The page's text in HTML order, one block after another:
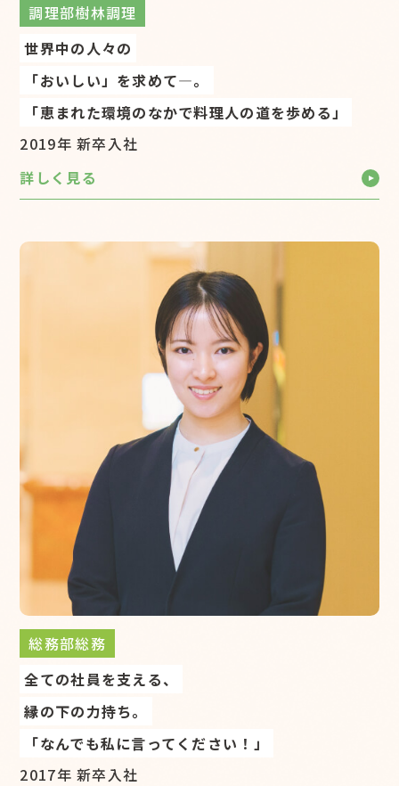
宿泊部ロビーサービス
料飲宴会部 中国料理〈南園〉
料飲宴会部〈カクテル&ティーラウンジ〉
調理部樹林調理
宿泊部宿泊セールス
新卒採用
中途採用
調理部樹林調理
世界中の人々の
「おいしい」を求めて―。
「恵まれた環境のなかで料理人の道を歩める」
2019年 新卒入社
詳しく見る
総務部総務
全ての社員を支える、
縁の下の力持ち。
「なんでも私に言ってください！」
2017年 新卒入社